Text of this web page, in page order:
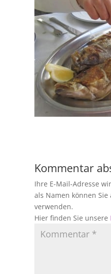
Kommentar
Ihre E-Mail-Adresse
als Namen können
verwenden.
Hier finden Sie unsere